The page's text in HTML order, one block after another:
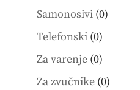
products
Samonosivi 00
Telefonski 00
products
Za varenje 00
products
Za zvučnike 00